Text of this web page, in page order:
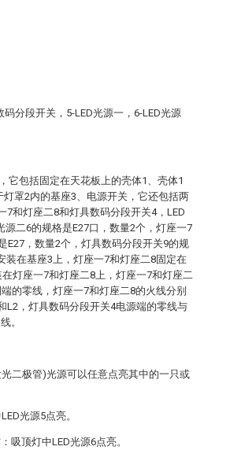
分段开关，5-LED光源一，6-LED光源
它包括固定在天花板上的壳体1、壳体1
罩2内的基座3、电源开关，它还包括两
7和灯座二8和灯具数码分段开关4，LED
源二6的规格是E27口，数量2个，灯座一7
E27，数量2个，灯具数码分段开关9的规
装在基座3上，灯座一7和灯座二8固定在
灯座一7和灯座二8上，灯座一7和灯座二
的零线，灯座一7和灯座二8的火线分别
L2，灯具数码分段开关4电源端的零线与
。
二极管)光源可以任意点亮其中的一只或
光源5点亮。
吸顶灯中LED光源6点亮。